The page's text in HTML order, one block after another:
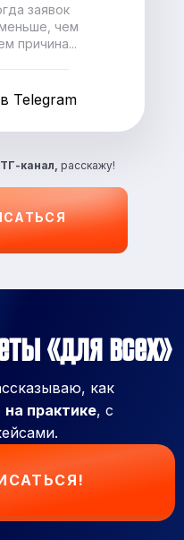
канал, расскажу!
заявок
чем
причина...
Telegram
«для всех»
как
на практике, с